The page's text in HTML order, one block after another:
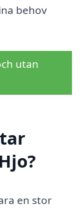
behov
utan
en stor